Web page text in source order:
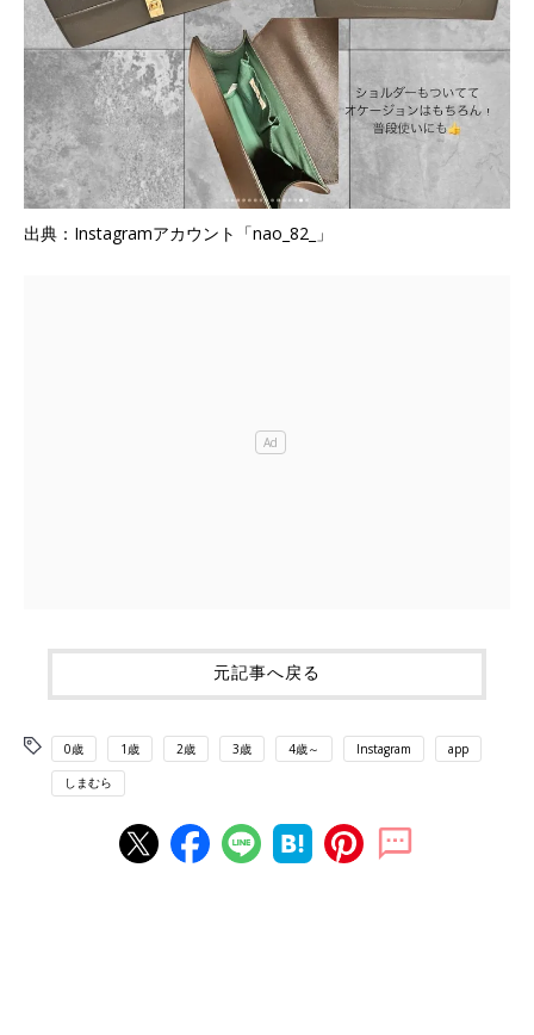
出典：Instagramアカウント「nao_82_」
元記事へ戻る
0歳 1歳 2歳 3歳 4歳～ Instagram app
しまむら